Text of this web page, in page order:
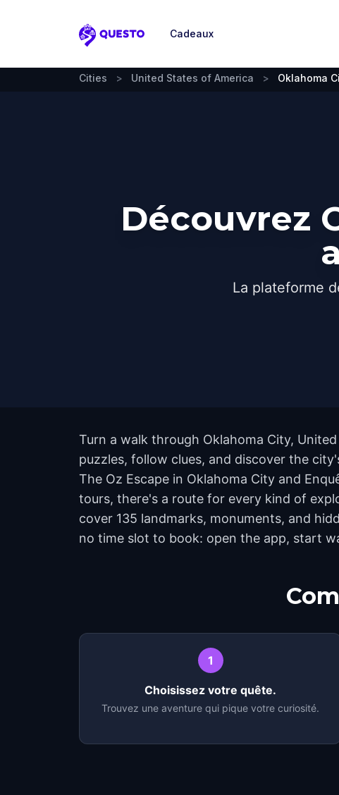
Questo
Cadeaux
Cities > United States of America > Oklahoma
Découvrez
La plateforme
Turn a walk through Oklahoma City,
puzzles, follow clues, and discover the
The Oz Escape in Oklahoma City and
tours, there's a route for every kind of
cover 135 landmarks, monuments, and
no time slot to book: open the app, start
1
Choisissez votre quête.
Trouvez une aventure qui pique votre curiosité.